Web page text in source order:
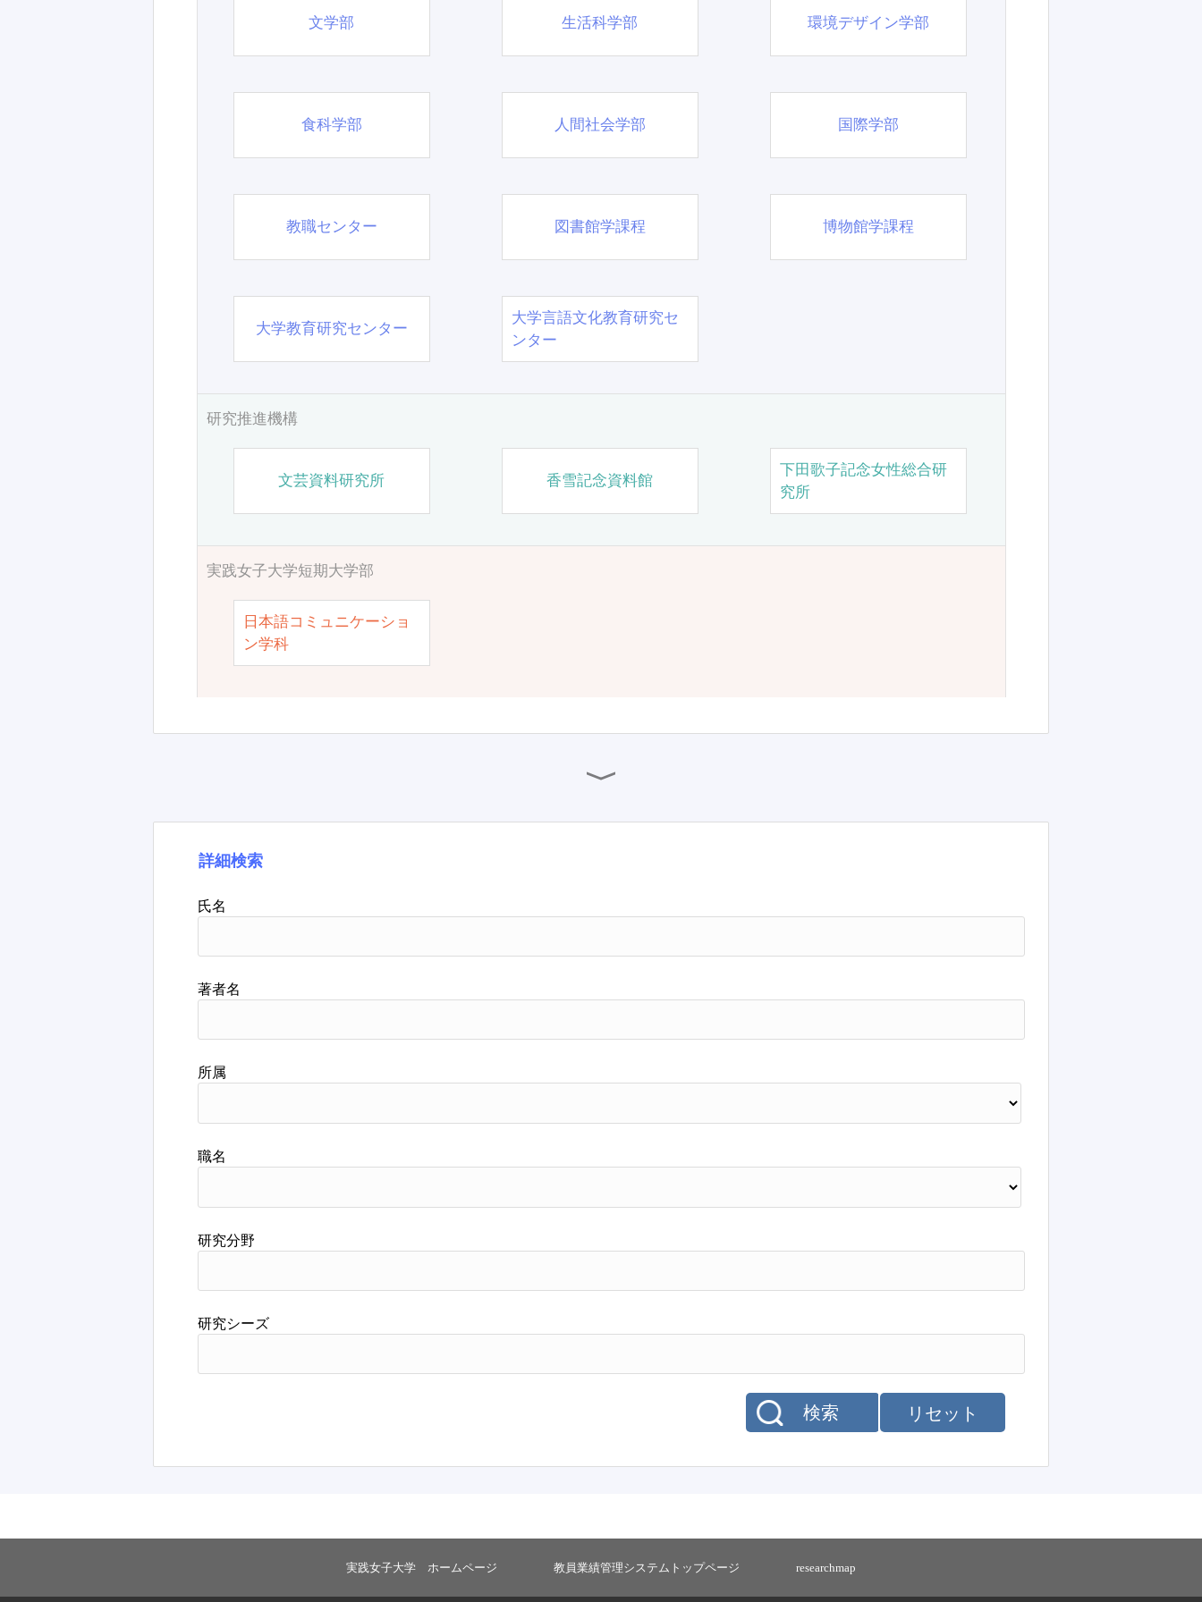
文学部 生活科学部 環境デザイン学部
食科学部 人間社会学部 国際学部
教職センター 図書館学課程 博物館学課程
大学教育研究センター
大学言語文化教育研究セ
ンター
研究推進機構
文芸資料研究所 香雪記念資料館
下田歌子記念女性総合研
究所
実践女子大学短期大学部
日本語コミュニケーショ
ン学科
詳細検索
氏名
著者名
所属
職名
研究分野
研究シーズ
リセット
検索
実践女子大学 ホームページ 教員業績管理システムトップページ researchmap